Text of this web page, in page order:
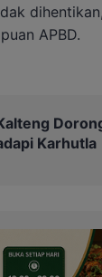
APBD.
Karhutla